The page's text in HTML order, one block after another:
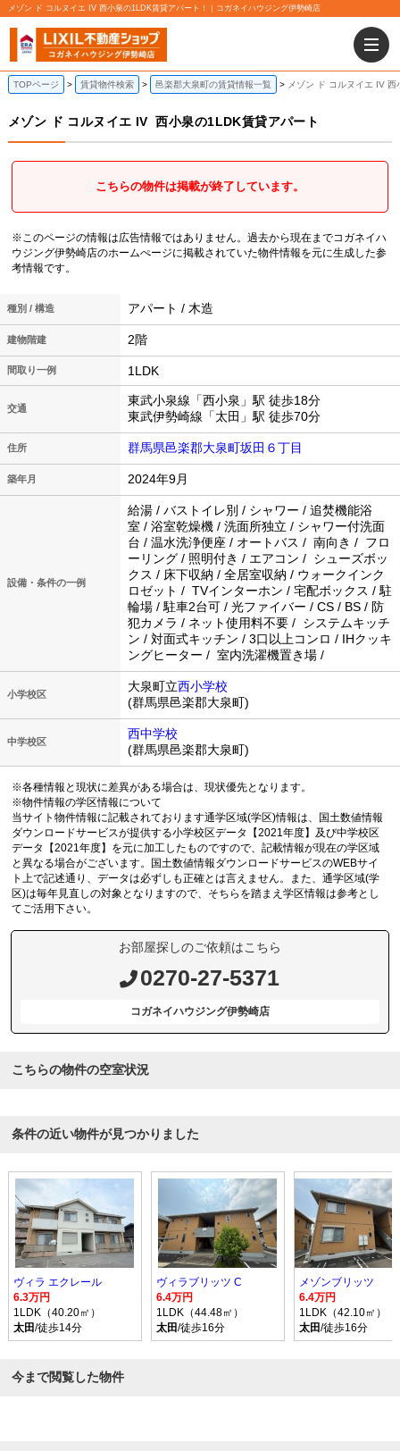
メゾン ド コルヌイエ IV 西小泉の1LDK賃貸アパート！｜コガネイハウジング伊勢崎店
TOPページ 賃貸物件検索 邑楽郡大泉町の賃貸情報一覧 メゾン ド コルヌイエ IV
メゾン ド コルヌイエ IV 西小泉の1LDK賃貸アパート
こちらの物件は掲載が終了しています。
※このページの情報は広告情報ではありません。過去から現在までコガネイハ
ウジング伊勢崎店のホームぺージに掲載されていた物件情報を元に生成した参
考情報です。
種別 / 構造 アパート / 木造
建物階建 2階
間取り一例 1LDK
交通
東武小泉線「西小泉」駅 徒歩18分
東武伊勢崎線「太田」駅 徒歩70分
住所 群馬県邑楽郡大泉町坂田６丁目
築年月 2024年9月
設備・条件の一例
給湯 / バストイレ別 / シャワー / 追焚機能浴
室 / 浴室乾燥機 / 洗面所独立 / シャワー付洗面
台 / 温水洗浄便座 / オートバス / 南向き / フロ
ーリング / 照明付き / エアコン / シューズボッ
クス / 床下収納 / 全居室収納 / ウォークインク
ロゼット / TVインターホン / 宅配ボックス / 駐
輪場 / 駐車2台可 / 光ファイバー / CS / BS / 防
犯カメラ / ネット使用料不要 / システムキッチ
ン / 対面式キッチン / 3口以上コンロ / IHクッキ
ングヒーター / 室内洗濯機置き場 /
小学校区
大泉町立西小学校
(群馬県邑楽郡大泉町)
中学校区
西中学校
(群馬県邑楽郡大泉町)
※各種情報と現状に差異がある場合は、現状優先となります。
※物件情報の学区情報について
当サイト物件情報に記載されております通学区域(学区)情報は、国土数値情報
ダウンロードサービスが提供する小学校区データ【2021年度】及び中学校区
データ【2021年度】を元に加工したものですので、記載情報が現在の学区域
と異なる場合がございます。国土数値情報ダウンロードサービスのWEBサイ
ト上で記述通り、データは必ずしも正確とは言えません。また、通学区域(学
区)は毎年見直しの対象となりますので、そちらを踏まえ学区情報は参考とし
てご活用下さい。
お部屋探しのご依頼はこちら
0270-27-5371
コガネイハウジング伊勢崎店
こちらの物件の空室状況
条件の近い物件が見つかりました
ヴィラ エクレール
6.3万円
1LDK（40.20㎡）
太田/徒歩14分
ヴィラブリッツ C
6.4万円
1LDK（44.48㎡）
太田/徒歩16分
メゾンブリッツ
6.4万円
1LDK（42.10㎡）
太田/徒歩16分
今まで閲覧した物件